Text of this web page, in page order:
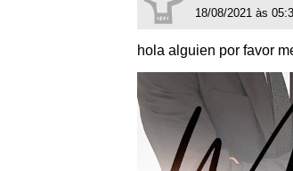
18/08/2021 às
hola alguien por favor